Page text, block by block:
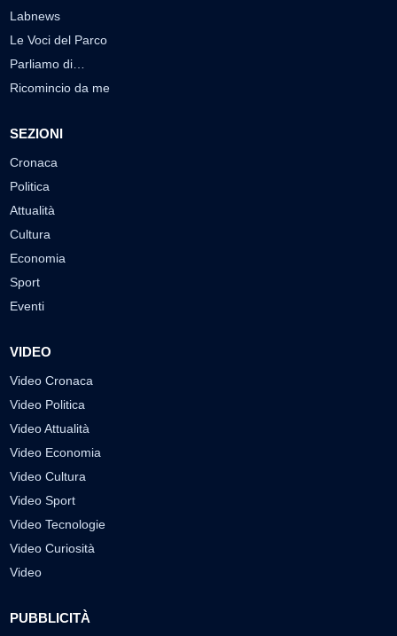
Labnews
Le Voci del Parco
Parliamo di…
Ricomincio da me
SEZIONI
Cronaca
Politica
Attualità
Cultura
Economia
Sport
Eventi
VIDEO
Video Cronaca
Video Politica
Video Attualità
Video Economia
Video Cultura
Video Sport
Video Tecnologie
Video Curiosità
Video
PUBBLICITÀ